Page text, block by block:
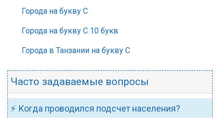
Города на букву С
Города на букву С 10 букв
Города в Танзании на букву С
Часто задаваемые вопросы
⚡ Когда проводился подсчет населения?